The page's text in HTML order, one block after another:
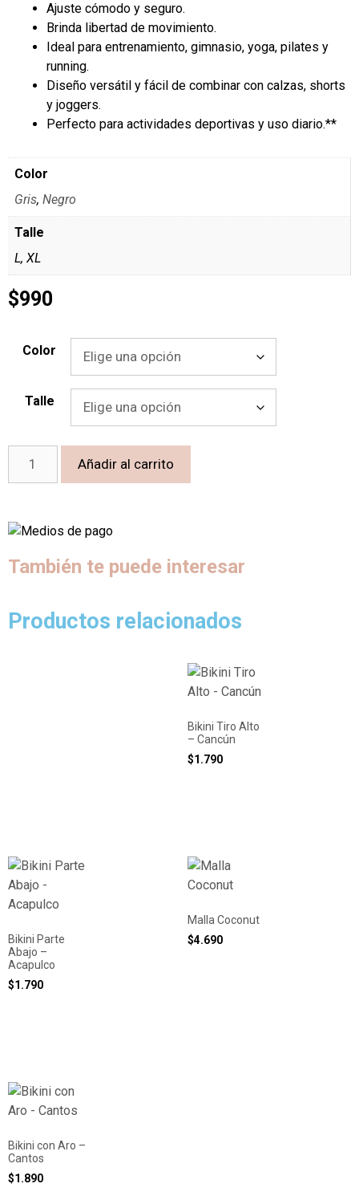
Ajuste cómodo y seguro.
Brinda libertad de movimiento.
Ideal para entrenamiento, gimnasio, yoga, pilates y
running.
Diseño versátil y fácil de combinar con calzas, shorts
y joggers.
Perfecto para actividades deportivas y uso diario.**
Color
Gris, Negro
Talle
L, XL
$990
Color
Talle
Añadir al carrito
También te puede interesar
Productos relacionados
Bikini Tiro Alto
– Cancún
$1.790
Bikini Parte
Abajo –
Acapulco
$1.790
Malla Coconut
$4.690
Bikini con Aro –
Cantos
$1.890